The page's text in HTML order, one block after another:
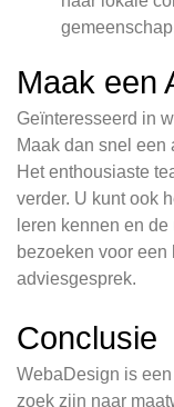
Maak een
Geïnteresseerd in
Maak dan snel een
Het enthousiaste
verder. U kunt ook
leren kennen en
bezoeken voor
adviesgesprek.
Conclusie
WebaDesign is
zoek zijn naar